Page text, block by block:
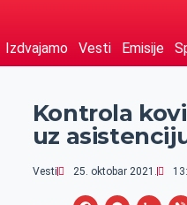
Izdvajamo Vesti Emisije
Kontrola
uz
Vesti 25. oktobar 2021.